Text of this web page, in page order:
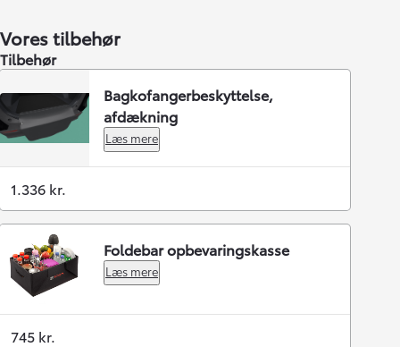
Vores tilbehør
Tilbehør
Bagkofangerbeskyttelse,
afdækning
Læs mere
1.336 kr.
Foldebar opbevaringskasse
Læs mere
745 kr.